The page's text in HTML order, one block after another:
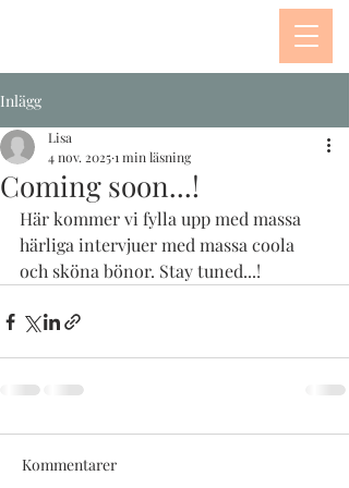
Inlägg
Coming soon...!
Lisa
4 nov. 20251 min läsning
Här kommer vi fylla upp med massa
härliga intervjuer med massa coola
och sköna bönor. Stay tuned...!
Kommentarer